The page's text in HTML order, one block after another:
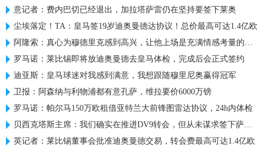
意记者：费内巴切已经退出，加拉塔萨雷仍在坚持要签下莱奥
尘埃落定！TA：皇马签19岁迪奥曼德达协议！总价最高可达1.4亿欧
阿隆索：真心为穆德里克感到高兴，让他上场是充满情感考量的决定
罗马诺：莱比锡即将放迪奥曼德去皇马体检，完成后会正式签约
迪亚斯：皇马球迷对我感到满意，我想跟随穆里尼奥赢得冠军
卫报：阿森纳与利物浦都有意孔萨，维拉要价6000万镑
罗马诺：帕尔马150万欧租借亚特兰大前锋图雷达协议，24h内体检
贝西克塔斯主席：我们确实在推进DV9转会，但从未谋求签下萨拉赫
英记者：莱比锡董事会批准迪奥曼德交易，转会费最高可达1.4亿欧